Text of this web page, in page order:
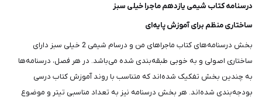
درسنامه کتاب شیمی یازدهم ماجرا خیلی سبز
ساختاری منظم برای آموزش پایه‌ای
بخش درسنامه‌های کتاب ماجراهای من و درسام شیمی 2 خیلی سبز دارای
ساختاری اصولی و به خوبی طبقه‌بندی شده می‌باشد. در هر فصل، درسنامه‌ها
به چندین بخش تفکیک شده‌اند که متناسب با روند آموزش کتاب درسی
بودجه‌بندی شده‌اند. هر بخش درسنامه نیز به تعداد مناسبی تیتر و موضوع